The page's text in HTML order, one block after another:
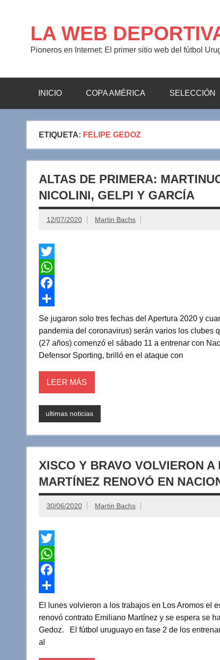
LA WEB
Pioneros en Internet: El primer sitio web del fútbol
INICIO COPA AMÉRICA SELECCIÓN
ETIQUETA: FELIPE GEDOZ
ALTAS DE PRIMERA:
NICOLINI, GELPI Y GARCÍA
12/07/2020 Martin Bachs
T
w
t
t
e
W
h
a
t
s
p
F
a
c
e
o
C
o
m
r
i
Se jugaron solo tres fechas del Apertura 2020 y
pandemia del coronavirus) serán varios los
(27 años) comenzó el sábado 11 a entrenar con
Defensor Sporting, brilló en el ataque con
LEER MÁS
ultimas noticias
XISCO Y BRAVO VOLVIERON
MARTÍNEZ RENOVÓ EN
30/06/2020 Martin Bachs
T
w
t
t
e
W
h
a
t
s
F
a
c
e
C
o
m
El lunes volvieron a los trabajos en Los Aromos el
renovó contrato Emiliano Martínez y se espera se
Gedoz. El fútbol uruguayo en fase 2 de los
al